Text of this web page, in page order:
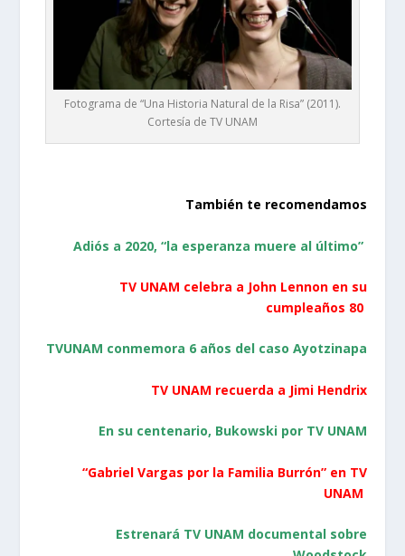
Fotograma de “Una Historia Natural de la Risa” (2011).
Cortesía de TV UNAM
También te recomendamos
Adiós a 2020, “la esperanza muere al último”
TV UNAM celebra a John Lennon en su
cumpleaños 80
TVUNAM conmemora 6 años del caso Ayotzinapa
TV UNAM recuerda a Jimi Hendrix
En su centenario, Bukowski por TV UNAM
“Gabriel Vargas por la Familia Burrón” en TV
UNAM
Estrenará TV UNAM documental sobre